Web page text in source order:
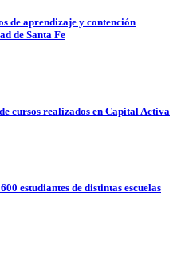
de aprendizaje y contención
de Santa Fe
cursos realizados en Capital Activa
estudiantes de distintas escuelas